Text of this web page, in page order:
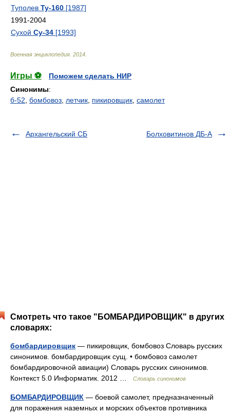
Туполев Ту-160 [1987]
1991-2004
Сухой Су-34 [1993]
Военная энциклопедия 2014
Игры ⚽
Поможем сделать НИР
Синонимы:
б-52 бомбовоз летчик пикировщик самолет
Архангельский СБ Болховитинов ДБ-А
Смотреть что такое "БОМБАРДИРОВЩИК" в других
словарях:
бомбардировщик — пикировщик, бомбовоз Словарь русских
синонимов. бомбардировщик сущ. • бомбовоз самолет
бомбардировочной авиации) Словарь русских синонимов.
Контекст 5.0 Информатик. 2012 …
Словарь синонимов
БОМБАРДИРОВЩИК — боевой самолет, предназначенный
для поражения наземных и морских объектов противника